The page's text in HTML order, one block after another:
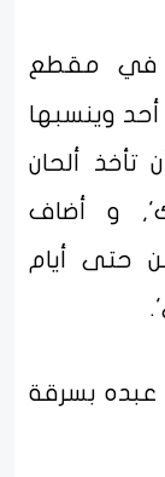
مقطع
وينسبها
تأخذ ألحان
و أضاف
حتى أيام
عبده بسرقة